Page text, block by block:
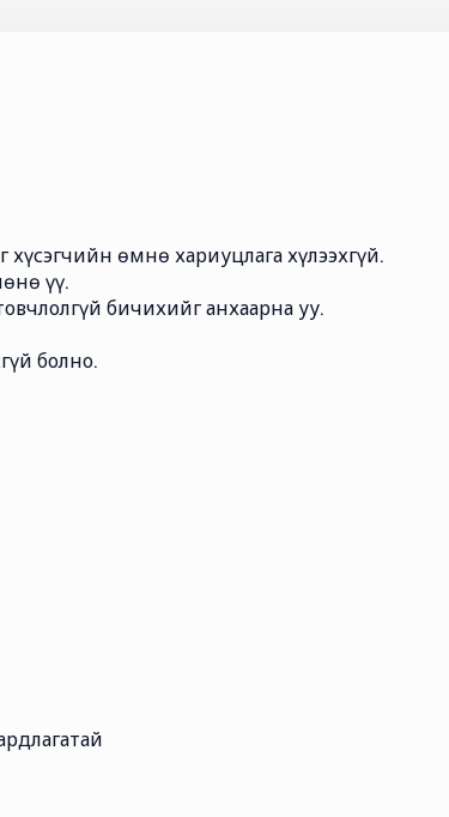
өмнө хариуцлага хүлээхгүй.
үү.
бичихийг анхаарна уу.
болно.